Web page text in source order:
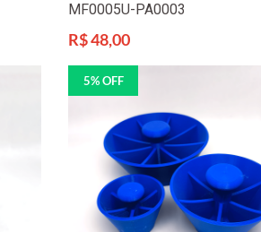
MF0005U-PA0003
Preço
R$ 48,00
5% OFF